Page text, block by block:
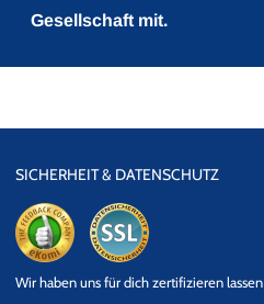
Gesellschaft mit.
SICHERHEIT & DATENSCHUTZ
Datensicherheit
Wir haben uns für dich zertifizieren lassen